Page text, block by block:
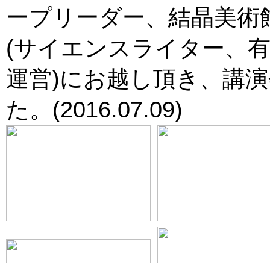
ープリーダー、結晶美
(サイエンスライター、
運営)にお越し頂き、講
た。(2016.07.09)